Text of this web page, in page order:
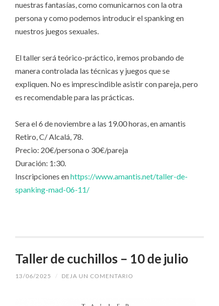
nuestras fantasías, como comunicarnos con la otra
persona y como podemos introducir el spanking en
nuestros juegos sexuales.
El taller será teórico-práctico, iremos probando de
manera controlada las técnicas y juegos que se
expliquen. No es imprescindible asistir con pareja, pero
es recomendable para las prácticas.
Sera el 6 de noviembre a las 19.00 horas, en amantis
Retiro, C/ Alcalá, 78.
Precio: 20€/persona o 30€/pareja
Duración: 1:30.
Inscripciones enhttps://www.amantis.net/taller-de-
spanking-mad-06-11/
Taller de cuchillos – 10 de julio
13/06/2025 / DEJA UN COMENTARIO